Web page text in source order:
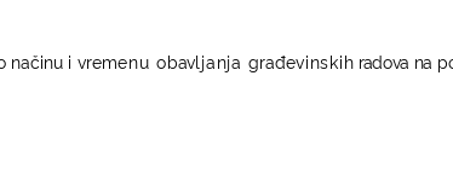
načinu i vremenu obavljanja građevinskih radova na